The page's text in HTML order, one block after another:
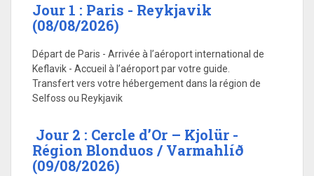
Jour 1 : Paris - Reykjavik
(08/08/2026)
Départ de Paris - Arrivée à l’aéroport international de
Keflavik - Accueil à l’aéroport par votre guide.
Transfert vers votre hébergement dans la région de
Selfoss ou Reykjavik
Jour 2 : Cercle d’Or – Kjolür -
Région Blonduos / Varmahlíð
(09/08/2026)